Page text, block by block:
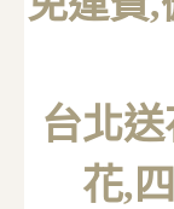
台北送
花,